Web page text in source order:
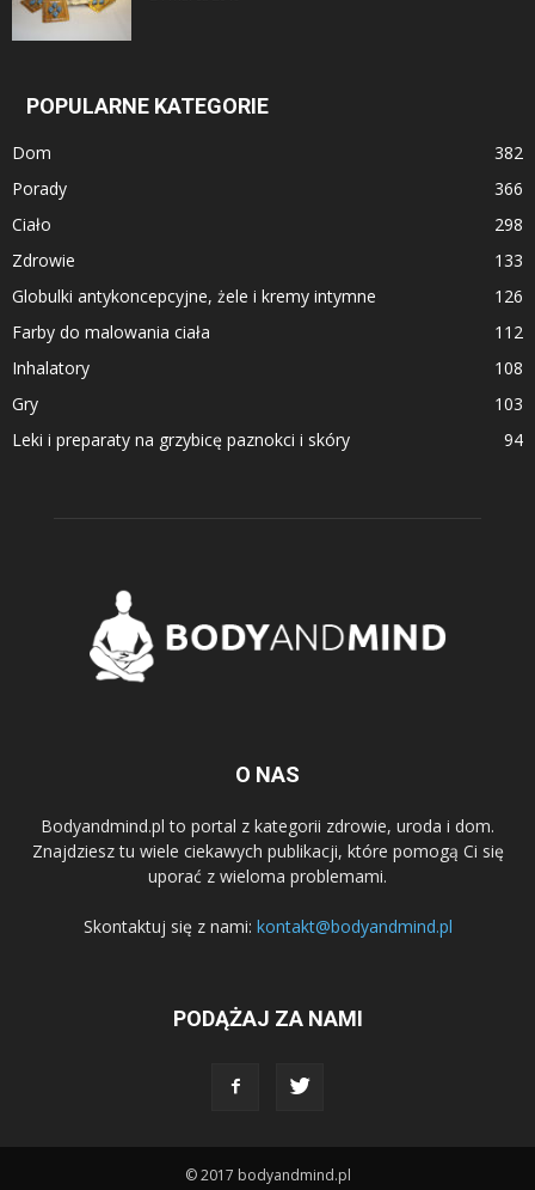
POPULARNE KATEGORIE
Dom
382
Porady
366
Ciało
298
Zdrowie
133
Globulki antykoncepcyjne, żele i kremy intymne
126
Farby do malowania ciała
112
Inhalatory
108
Gry
103
Leki i preparaty na grzybicę paznokci i skóry
94
O NAS
Bodyandmind.pl to portal z kategorii zdrowie, uroda i dom.
Znajdziesz tu wiele ciekawych publikacji, które pomogą Ci się
uporać z wieloma problemami.
Skontaktuj się z nami: kontakt@bodyandmind.pl
PODĄŻAJ ZA NAMI
© 2017 bodyandmind.pl